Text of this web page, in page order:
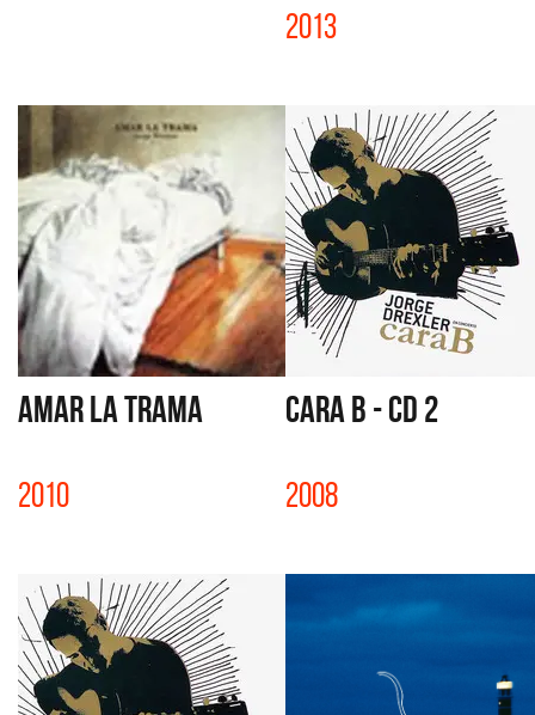
2013
AMAR LA TRAMA
2010
CARA B - CD 2
2008